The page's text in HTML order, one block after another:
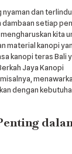
nyaman dan
setiap
kita
material kanopi
kanopi teras Bali
Jaya Kanopi
dengan